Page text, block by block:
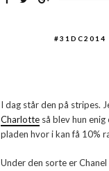
#31DC2014
I dag står den på stripes.
Charlotte så blev hun
pladen hvor i kan få 10%
Under den sorte er